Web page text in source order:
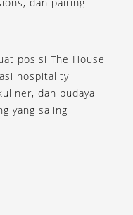
posisi The House
hospitality
dan budaya
yang saling